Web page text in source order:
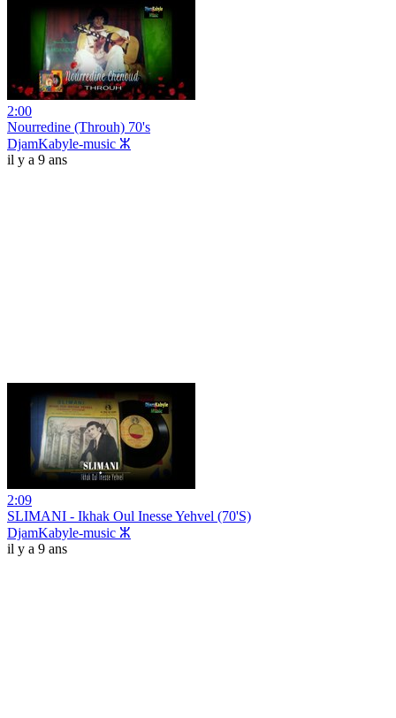
2:00
Nourredine (Throuh) 70's
DjamKabyle-music ⵣ
il y a 9 ans
2:09
SLIMANI - Ikhak Oul Inesse Yehvel (70'S)
DjamKabyle-music ⵣ
il y a 9 ans